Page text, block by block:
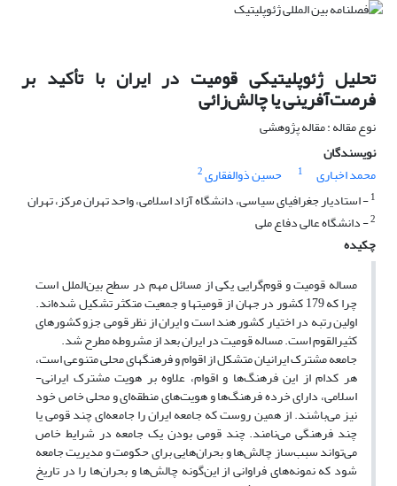
تحلیل ژئوپلیتیکی قومیت در ایران با تأکید بر
فرصت‌آفرینی یا چالش‌زائی
نوع مقاله : مقاله پژوهشی
نویسندگان
محمد اخباری
1 حسین ذوالفقاری2
1- استادیار جغرافیای سیاسی، دانشگاه آزاد اسلامی، واحد تهران مرکز، تهران
2- دانشگاه عالی دفاع ملی
چکیده
مساله قومیت و قوم‌گرایی یکی از مسائل مهم در سطح بین‌الملل است
چرا که 179 کشور در جهان از قومیتها و جمعیت متکثر تشکیل شده‌اند.
اولین رتبه در اختیار کشور هند است و ایران از نظر قومی جزو کشورهای
کثیرالقوم است. مساله قومیت در ایران بعد از مشروطه مطرح شد.
جامعه مشترک ایرانیان متشکل از اقوام و فرهنگهای محلی متنوعی است،
هر کدام از این فرهنگ‌ها و اقوام، علاوه بر هویت مشترک ایرانی-
اسلامی، دارای خرده فرهنگ‌ها و هویت‌های منطقه‌ای و محلی خاص خود
نیز می‌باشند. از همین روست که جامعه ایران را جامعه‌ای چند قومی یا
چند فرهنگی می‌نامند. چند قومی بودن یک جامعه در شرایط خاص
می‌تواند سبب‌ساز چالش‌ها و بحران‌هایی برای حکومت و مدیریت جامعه
شود که نمونه‌های فراوانی از این‌گونه چالش‌ها و بحران‌ها را در تاریخ